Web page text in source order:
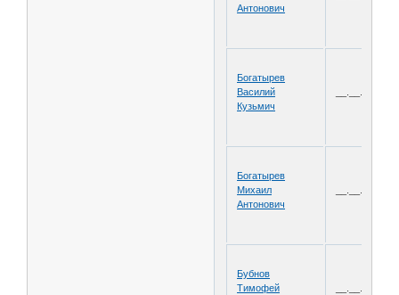
Антонович
Богатырев
Василий
Кузьмич
Богатырев
Михаил
Антонович
Бубнов
Тимофей